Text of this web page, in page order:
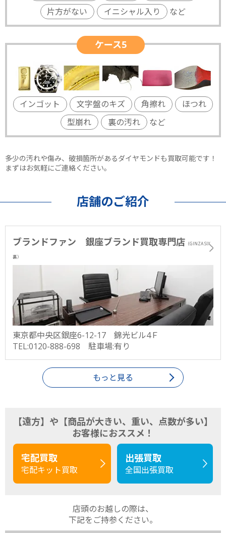
片方がない
イニシャル入り など
ケース5
インゴット 文字盤のキズ 角擦れ
ほつれ
型崩れ
裏の汚れ など
多少の汚れや傷み、破損箇所があるダイヤモンドも買取可能です！
まずはお気軽にご連絡ください。
店舗のご紹介
ブランドファン 銀座ブランド買取専門店 （GINZA SIX
裏）
東京都中央区銀座6-12-17 錦光ビル4Ｆ
TEL:0120-888-698 駐車場:有り
もっと見る
【遠方】や【商品が大きい、重い、点数が多い】
お客様におススメ！
宅配買取
宅配キット買取
出張買取
全国出張買取
店頭のお越しの際は、
下記をご持参ください。